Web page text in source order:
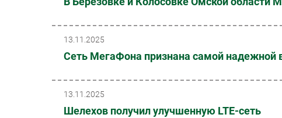
13.11.2025
Cеть МегаФона признана самой надежной
13.11.2025
Шелехов получил улучшенную LTE-сеть